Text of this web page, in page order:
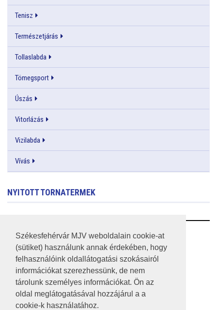
Székesfehérvár MJV weboldalain cookie-at
(sütiket) használunk annak érdekében, hogy
felhasználóink oldallátogatási szokásairól
információkat szerezhessünk, de nem
tárolunk személyes információkat. Ön az
oldal meglátogatásával hozzájárul a a
cookie-k használatához.
Tenisz
Természetjárás
Tollaslabda
Tömegsport
Úszás
Vitorlázás
Vizilabda
Vívás
NYITOTT TORNATERMEK
RSS
A HONLAP 2017.03.31-I ÁLLAPOTA
JOGI NYILATKOZAT
IMPRESSZUM